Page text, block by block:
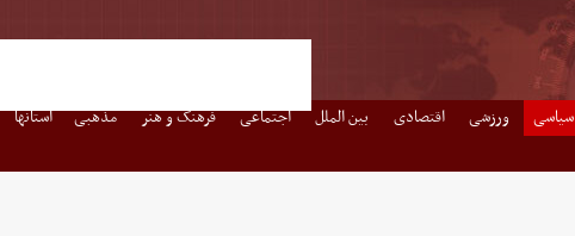
سیاسی ورزشی اقتصادی بین الملل اجتماعی فرهنگ و هنر مذهبی استانها